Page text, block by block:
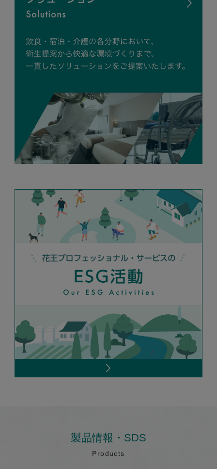
製品情報・SDS
Products